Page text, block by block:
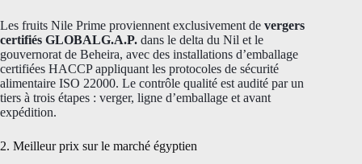
Les fruits Nile Prime proviennent exclusivement de vergers
certifiés GLOBALG.A.P. dans le delta du Nil et le
gouvernorat de Beheira, avec des installations d’emballage
certifiées HACCP appliquant les protocoles de sécurité
alimentaire ISO 22000. Le contrôle qualité est audité par un
tiers à trois étapes : verger, ligne d’emballage et avant
expédition.
2. Meilleur prix sur le marché égyptien